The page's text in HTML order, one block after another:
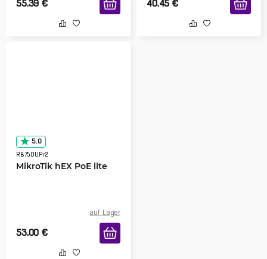
55.39 € 40.45 €
5.0
RB750UPr2
MikroTik hEX PoE lite
auf Lager
53.00 €